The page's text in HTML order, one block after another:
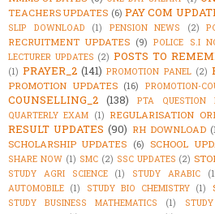
TEACHERS UPDATES (6) PAY COM
SLIP DOWNLOAD
(1) PENSION NEWS (2)
RECRUITMENT UPDATES (9) POLICE S.I
LECTURER UPDATES (2) POSTS TO
(1) PRAYER_2 (141) PROMOTION PANEL (2)
PROMOTION UPDATES (16) PROMOTION-
COUNSELLING_2 (138) PTA QUESTION
QUARTERLY EXAM (1) REGULARISATION
RESULT UPDATES (90) RH DOWNLOAD
SCHOLARSHIP UPDATES (6) SCHOOL
SHARE NOW (1) SMC (2) SSC UPDATES (2)
STUDY AGRI SCIENCE
(1) STUDY ARABIC
AUTOMOBILE (1) STUDY BIO CHEMISTRY (1)
STUDY BUSINESS MATHEMATICS (1)